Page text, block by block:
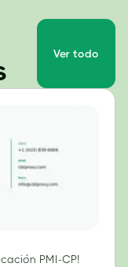
Ver todo
PMI-CP!